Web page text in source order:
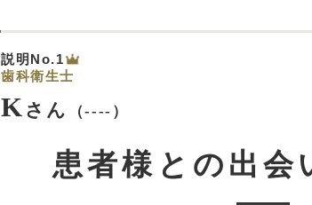
説明No.1
歯科衛生士
K さん （----）
患者様との出会